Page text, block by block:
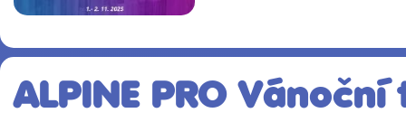
ALPINE PRO